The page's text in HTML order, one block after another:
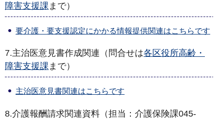
障害支援課 まで）
要介護・要支援認定にかかる情報提供関連はこちらです
7.主治医意見書作成関連（問合せは各区役所高齢・
障害支援課 まで）
主治医意見書関連はこちらです
8.介護報酬請求関連資料 （担当：介護保険課045-